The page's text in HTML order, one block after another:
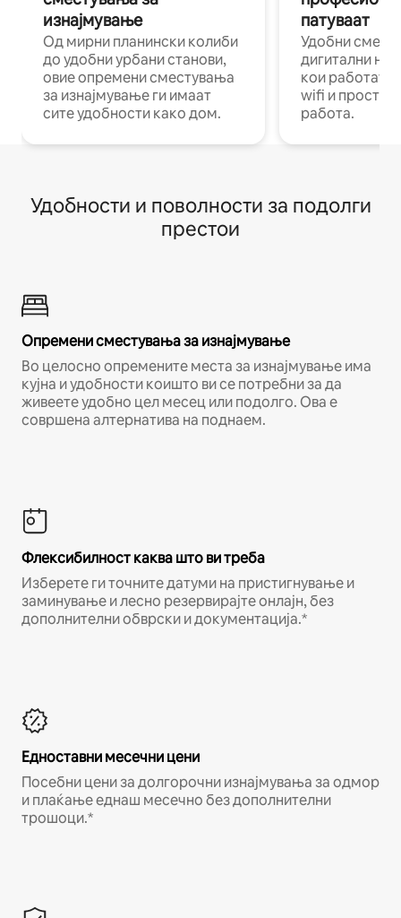
изнајмување
Од мирни планински колиби
до удобни урбани станови,
овие опремени сместувања
за изнајмување ги имаат
сите удобности како дом.
патуваат
Удобни
дигитални
кои работат
wifi и
работа.
Удобности и поволности за подолги
престои
Опремени сместувања за изнајмување
Во целосно опремените места за изнајмување има
кујна и удобности коишто ви се потребни за да
живеете удобно цел месец или подолго. Ова е
совршена алтернатива на поднаем.
Флексибилност каква што ви треба
Изберете ги точните датуми на пристигнување и
заминување и лесно резервирајте онлајн, без
дополнителни обврски и документација.*
Едноставни месечни цени
Посебни цени за долгорочни изнајмувања за одмор
и плаќање еднаш месечно без дополнителни
трошоци.*